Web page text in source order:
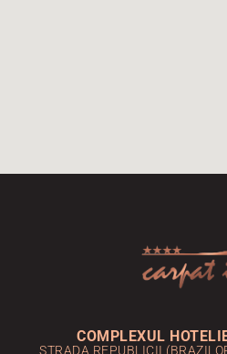
COMPLEXUL
STRADA REPUBLICII